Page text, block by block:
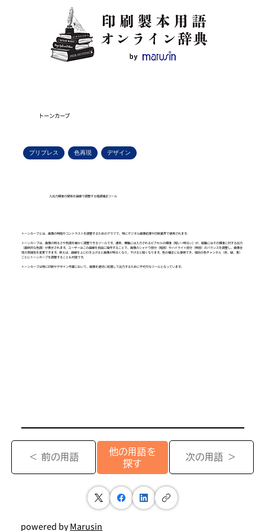
トーンカーブ
プリプレス 色再現 デザイン
入出力輝度の関係を曲線で調整する階調補正ツール
トーンカーブとは、画像の明暗やコントラストを調整するためのグラフで、特にデジタル画像処理や印刷業界で使用されます。
トーンカーブは、画像の明るさや色調を細かく調整できるツールです。通常、横軸には入力されるピクセルの輝度（暗い→明るい）が、縦軸にはその輝度に対する出力
（最終的な色調）が表示されます。ユーザーはこの曲線を自由に操作することで、画像のシャドウ部分（暗部）やハイライト部分（明部）のバランスを調整し、画像全
体の雰囲気を変更できます。例えば、曲線を上に引き上げると画像が明るくなり、下げると暗くなります。色の補正にも使用でき、個別の色チャンネル（赤、緑、青）
ごとにトーンカーブを調整することも可能です。
トーンカーブは特に印刷やデザイン作業において、画像を適切に処理して出力するために不可欠なツールとなっています。
＜ 前の用語
他の用語を
探す
次の用語 ＞
powered byMarusin